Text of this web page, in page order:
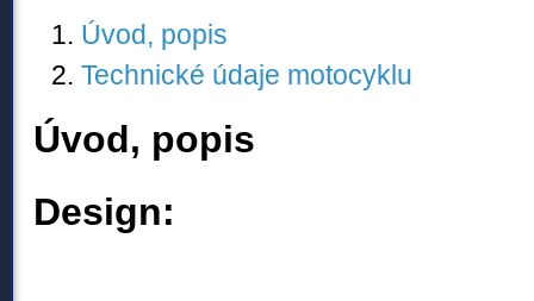
Úvod, popis
Technické údaje motocyklu
Úvod, popis
Design: